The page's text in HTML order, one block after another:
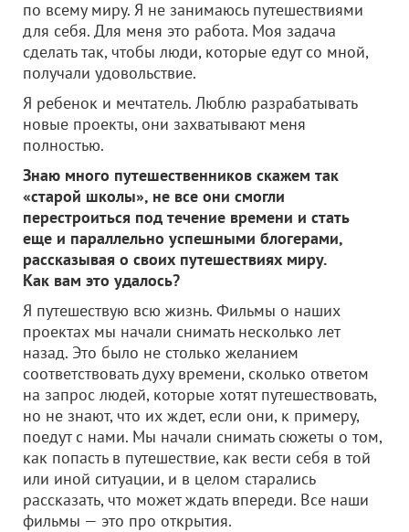
по всему миру. Я не занимаюсь путешествиями
для себя. Для меня это работа. Моя задача
сделать так, чтобы люди, которые едут со мной,
получали удовольствие.
Я ребенок и мечтатель. Люблю разрабатывать
новые проекты, они захватывают меня
полностью.
Знаю много путешественников скажем так
«старой школы», не все они смогли
перестроиться под течение времени и стать
еще и параллельно успешными блогерами,
рассказывая о своих путешествиях миру.
Как вам это удалось?
Я путешествую всю жизнь. Фильмы о наших
проектах мы начали снимать несколько лет
назад. Это было не столько желанием
соответствовать духу времени, сколько ответом
на запрос людей, которые хотят путешествовать,
но не знают, что их ждет, если они, к примеру,
поедут с нами. Мы начали снимать сюжеты о том,
как попасть в путешествие, как вести себя в той
или иной ситуации, и в целом старались
рассказать, что может ждать впереди. Все наши
фильмы — это про открытия.